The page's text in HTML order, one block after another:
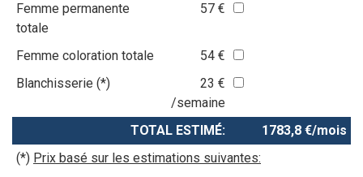
Femme permanente
totale
57 €
Femme coloration totale
54 €
Blanchisserie (*)
23 €
/semaine
TOTAL ESTIMÉ:
1783,8 €/mois
(*) Prix basé sur les estimations suivantes: